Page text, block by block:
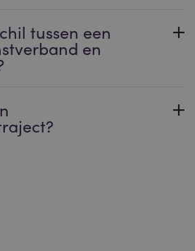
tussen een
en